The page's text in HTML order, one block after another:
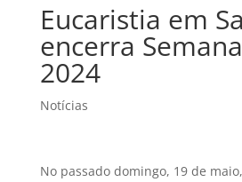
Eucaristia em
encerra
2024
Notícias
No passado domingo, 19 de